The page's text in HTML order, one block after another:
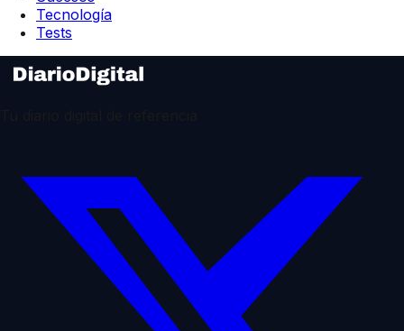
Tecnología
Tests